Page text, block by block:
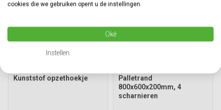
Kunststof opzethoekje
Palletrand
800x600x200mm, 4
scharnieren
cookies die we gebruiken opent u de instellingen.
Oké
Instellen